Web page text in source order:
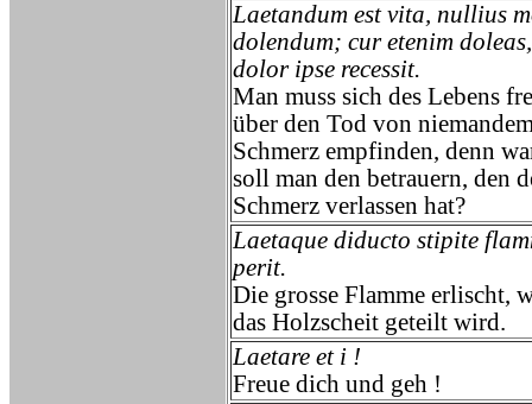
Laetandum est vita, nullius
dolendum; cur etenim
dolor ipse recessit.
Man muss sich des Lebens
über den Tod von
Schmerz empfinden, denn
soll man den betrauern, den
Schmerz verlassen hat?
Laetaque diducto stipite
perit.
Die grosse Flamme erlischt,
das Holzscheit geteilt wird.
Laetare et i !
Freue dich und geh !